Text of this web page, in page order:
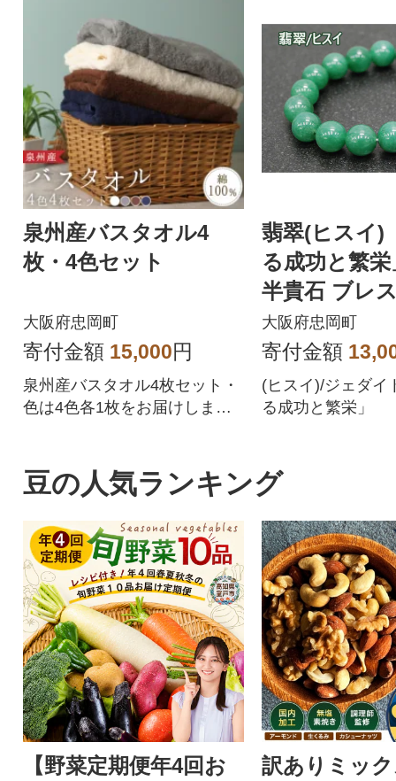
泉州産バスタオル4
枚・4色セット
大阪府忠岡町
寄付金額 15,000円
泉州産バスタオル4枚セット・
色は4色各1枚をお届けしま
翡翠(ヒスイ)
る成功と繁
半貴石 ブレ
大阪府忠岡町
寄付金額
(ヒスイ)/ジェダイ
る成功と繁栄」
豆の人気ランキング
【野菜定期便年4回お
訳ありミッ